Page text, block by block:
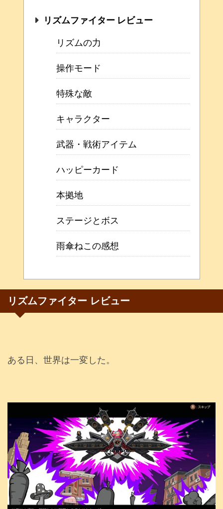
リズムファイター レビュー
リズムの力
操作モード
特殊な敵
キャラクター
武器・戦術アイテム
ハッピーカード
本拠地
ステージとボス
雨傘ねこの感想
リズムファイター レビュー
ある日、世界は一変した。